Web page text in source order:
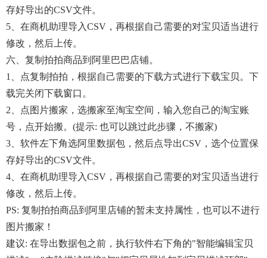
存好导出的CSV文件。
5、在商机助理导入CSV，再根据自己需要的对宝贝适当进行
修改，然后上传。
六、复制拍拍商品到阿里巴巴店铺。
1、点复制拍拍，根据自己需要的下载方式进行下载宝贝。下
载完关闭下载窗口。
2、点图片搬家，选搬家至淘宝空间，输入您自己的淘宝账
号，点开始搬。(提示: 也可以跳过此步骤，不搬家)
3、软件左下角选阿里数据包，然后点导出CSV，选个位置保
存好导出的CSV文件。
4、在商机助理导入CSV，再根据自己需要的对宝贝适当进行
修改，然后上传。
PS: 复制拍拍商品到阿里店铺的暂未支持属性，也可以不进行
图片搬家！
建议: 在导出数据包之前，执行软件右下角的"智能编辑宝贝